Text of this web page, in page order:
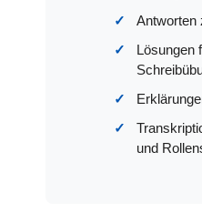
Antworten
Lösungen
und